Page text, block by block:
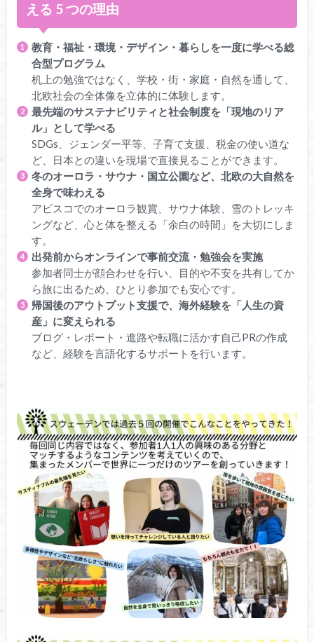
える 5 つの理由
教育・福祉・環境・デザイン・暮らしを一度に学べる総
合型プログラム
机上の勉強ではなく、学校・街・家庭・自然を通して、
北欧社会の全体像を立体的に体験します。
最先端のサステナビリティと社会制度を「現地のリア
ル」として学べる
SDGs、ジェンダー平等、子育て支援、税金の使い道な
ど、日本との違いを現場で直接見ることができます。
冬のオーロラ・サウナ・国立公園など、北欧の大自然を
全身で味わえる
アビスコでのオーロラ観賞、サウナ体験、雪のトレッキ
ングなど、心と体を整える「余白の時間」を大切にしま
す。
出発前からオンラインで事前交流・勉強会を実施
参加者同士が顔合わせを行い、目的や不安を共有してか
ら旅に出るため、ひとり参加でも安心です。
帰国後のアウトプット支援で、海外経験を「人生の資
産」に変えられる
ブログ・レポート・進路や転職に活かす自己PRの作成
など、経験を言語化するサポートを行います。